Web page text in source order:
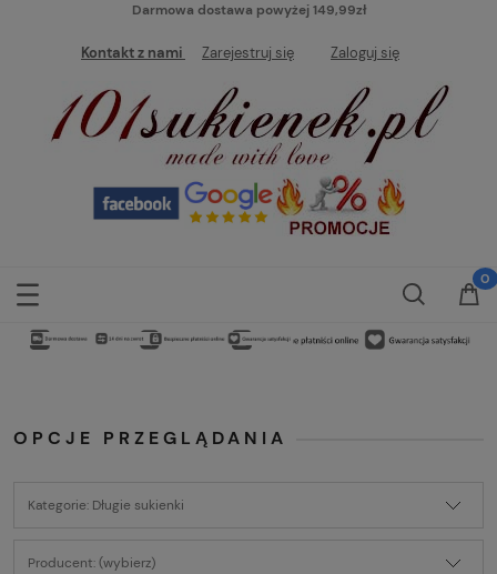
Darmowa dostawa powyżej 149,99zł
Kontakt z nami Zarejestruj się Zaloguj się
OPCJE PRZEGLĄDANIA
Kategorie: Długie sukienki
Producent: (wybierz)